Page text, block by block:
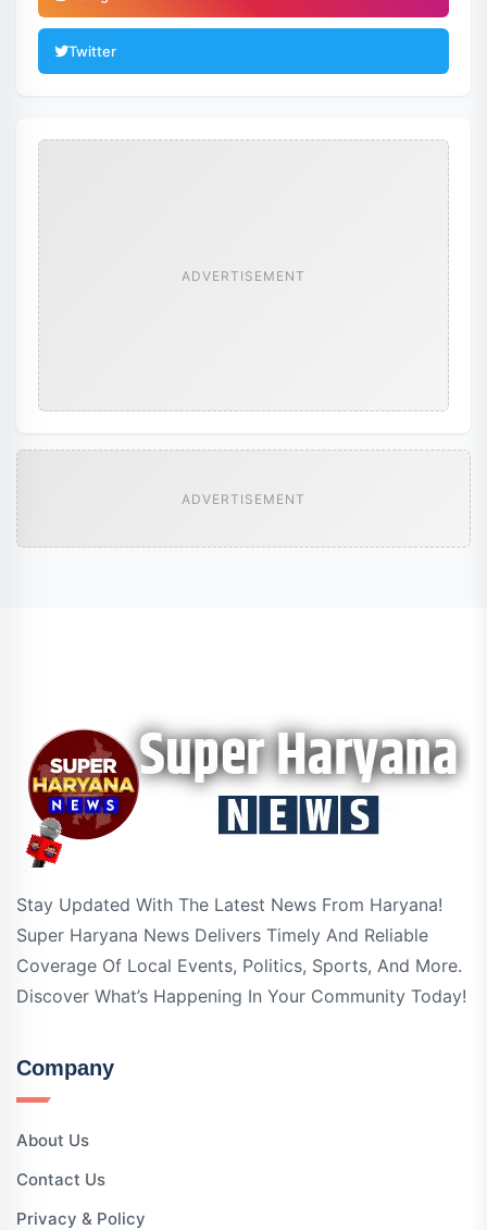
Twitter
ADVERTISEMENT
ADVERTISEMENT
Stay Updated With The Latest News From Haryana!
Super Haryana News Delivers Timely And Reliable
Coverage Of Local Events, Politics, Sports, And More.
Discover What’s Happening In Your Community Today!
Company
About Us
Contact Us
Privacy & Policy